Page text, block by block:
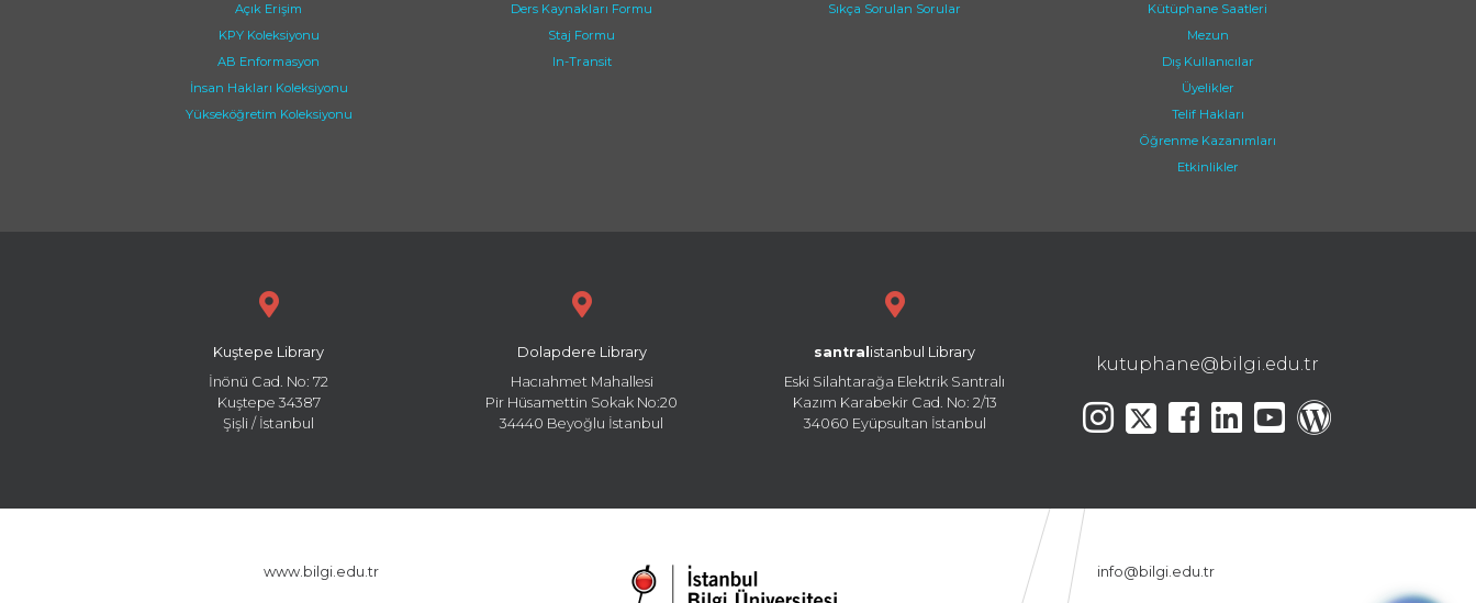
Açık Erişim
KPY Koleksiyonu
AB Enformasyon
İnsan Hakları Koleksiyonu
Yükseköğretim Koleksiyonu
Ders Kaynakları Formu
Staj Formu
In-Transit
Sıkça Sorulan Sorular
Kütüphane Saatleri
Mezun
Dış Kullanıcılar
Üyelikler
Telif Hakları
Öğrenme Kazanımları
Etkinlikler
Kuştepe Library
İnönü Cad. No: 72
Kuştepe 34387
Şişli / İstanbul
Dolapdere Library
Hacıahmet Mahallesi
Pir Hüsamettin Sokak No:20
34440 Beyoğlu İstanbul
santral istanbul Library
Eski Silahtarağa Elektrik Santralı
Kazım Karabekir Cad. No: 2/13
34060 Eyüpsultan İstanbul
kutuphane@bilgi.edu.tr
www.bilgi.edu.tr info@bilgi.edu.tr